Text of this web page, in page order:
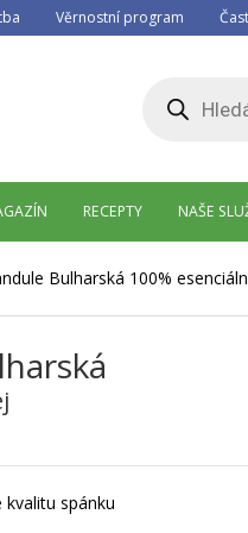
Věrnostní program
search
RECEPTY NAŠE
Bulharská 100%
spánku